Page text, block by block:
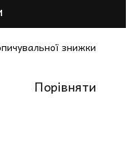
знижки
Порівняти